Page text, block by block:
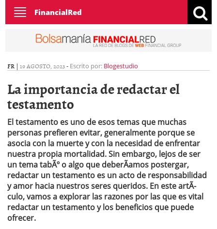
Toggle
navigation
FinancialRed
FR | 19 AGOSTO, 2023- Escrito por: Blogestudio
La importancia de redactar el
testamento
El testamento es uno de esos temas que muchas
personas prefieren evitar, generalmente porque se
asocia con la muerte y con la necesidad de enfrentar
nuestra propia mortalidad. Sin embargo, lejos de ser
un tema tabÃº o algo que deberÃ­amos postergar,
redactar un testamento es un acto de responsabilidad
y amor hacia nuestros seres queridos. En este artÃ­
culo, vamos a explorar las razones por las que es vital
redactar un testamento y los beneficios que puede
ofrecer.